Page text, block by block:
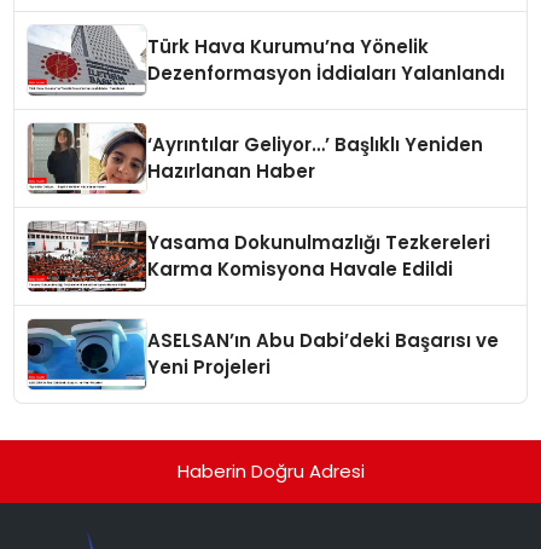
Türk Hava Kurumu’na Yönelik
Dezenformasyon İddiaları Yalanlandı
‘Ayrıntılar Geliyor…’ Başlıklı Yeniden
Hazırlanan Haber
Yasama Dokunulmazlığı Tezkereleri
Karma Komisyona Havale Edildi
ASELSAN’ın Abu Dabi’deki Başarısı ve
Yeni Projeleri
Haberin Doğru Adresi